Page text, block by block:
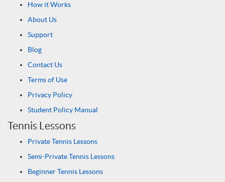
How it Works
About Us
Support
Blog
Contact Us
Terms of Use
Privacy Policy
Student Policy Manual
Tennis Lessons
Private Tennis Lessons
Semi-Private Tennis Lessons
Beginner Tennis Lessons